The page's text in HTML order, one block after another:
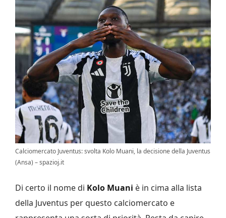
Calciomercato Juventus: svolta Kolo Muani, la decisione della Juventus
(Ansa) – spazioj.it
Di certo il nome di Kolo Muani è in cima alla lista
della Juventus per questo calciomercato e